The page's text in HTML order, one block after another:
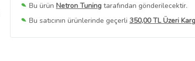
Bu ürün Netron Tuning tarafından gönderilecektir.
Bu satıcının ürünlerinde geçerli 350,00 TL Üzeri
Bu SatıcınınTüm Ürünlerini Görüntüle